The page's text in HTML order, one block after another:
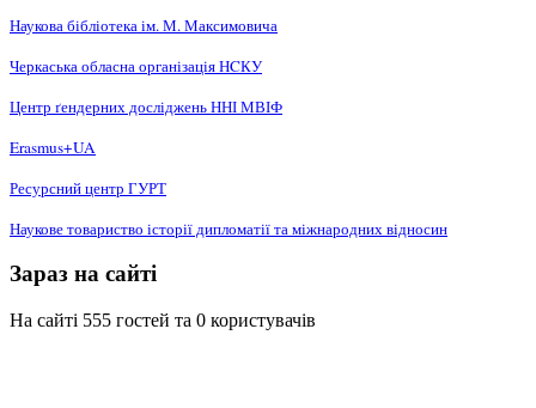
Наукова бібліотека ім. М. Максимовича
Черкаська обласна організація НCКУ
Центр ґендерних досліджень ННІ МВІФ
Erasmus+UA
Ресурсний центр ГУРТ
Наукове товариство історії дипломатії та міжнародних відносин
Зараз на сайті
На сайті 555 гостей та 0 користувачів